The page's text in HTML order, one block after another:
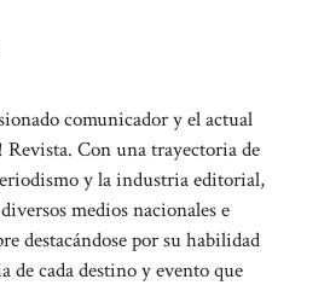
comunicador y el actual
Revista. Con una trayectoria de
y la industria editorial,
medios nacionales e
destacándose por su habilidad
de cada destino y evento que